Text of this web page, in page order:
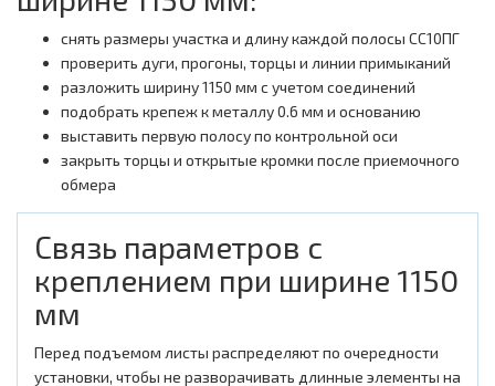
снять размеры участка и длину каждой полосы СС10ПГ
проверить дуги, прогоны, торцы и линии примыканий
разложить ширину 1150 мм с учетом соединений
подобрать крепеж к металлу 0.6 мм и основанию
выставить первую полосу по контрольной оси
закрыть торцы и открытые кромки после приемочного
обмера
Связь параметров с
креплением при ширине 1150
мм
Перед подъемом листы распределяют по очередности
установки, чтобы не разворачивать длинные элементы на